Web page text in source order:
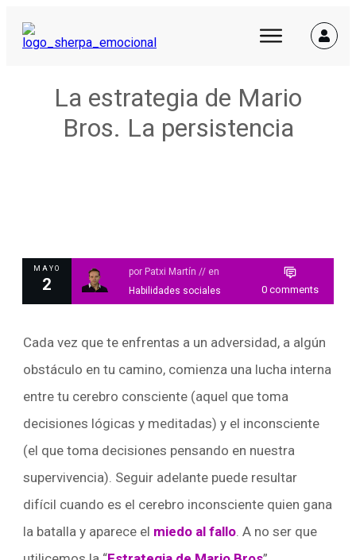
La estrategia de Mario
Bros. La persistencia
MAYO
2
porPatxi Martín // en
Habilidades sociales
0comments
Cada vez que te enfrentas a un adversidad, a algún
obstáculo en tu camino, comienza una lucha interna
entre tu cerebro consciente (aquel que toma
decisiones lógicas y meditadas) y el inconsciente
(el que toma decisiones pensando en nuestra
supervivencia). Seguir adelante puede resultar
difícil cuando es el cerebro inconsciente quien gana
la batalla y aparece el miedo al fallo . A no ser que